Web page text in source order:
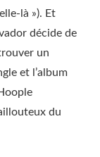
là »). Et
décide de
un
et l’album
du